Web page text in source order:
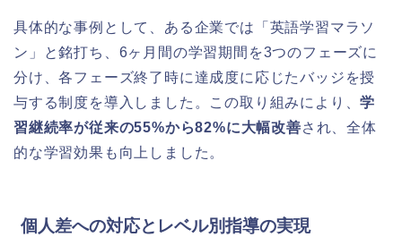
具体的な事例として、ある企業では「英語学習マラソ
ン」と銘打ち、6ヶ月間の学習期間を3つのフェーズに
分け、各フェーズ終了時に達成度に応じたバッジを授
与する制度を導入しました。この取り組みにより、学
習継続率が従来の55%から82%に大幅改善され、全体
的な学習効果も向上しました。
個人差への対応とレベル別指導の実現